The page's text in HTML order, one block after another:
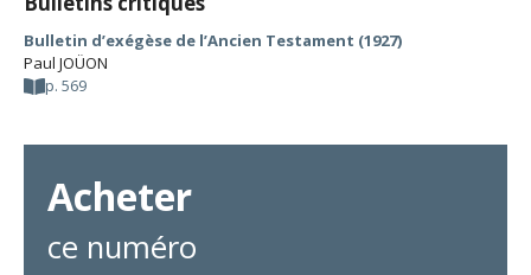
Bulletin d’exégèse de l’Ancien Testament (1927)
Paul JOÜON
p. 569
Acheter
ce numéro